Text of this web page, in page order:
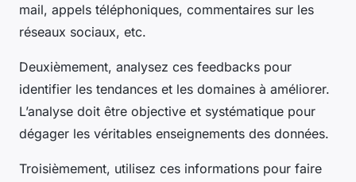
mail, appels téléphoniques, commentaires sur les
réseaux sociaux, etc.
Deuxièmement, analysez ces feedbacks pour
identifier les tendances et les domaines à améliorer.
L’analyse doit être objective et systématique pour
dégager les véritables enseignements des données.
Troisièmement, utilisez ces informations pour faire